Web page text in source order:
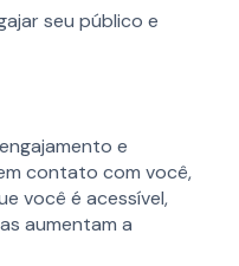
seu público e
e
contato com você,
você é acessível,
aumentam a